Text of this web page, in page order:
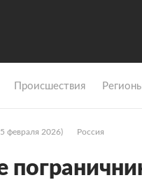
Происшествия
февраля 2026) Россия